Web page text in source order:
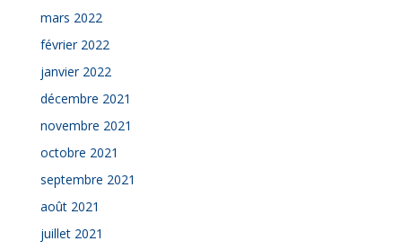
mars 2022
février 2022
janvier 2022
décembre 2021
novembre 2021
octobre 2021
septembre 2021
août 2021
juillet 2021